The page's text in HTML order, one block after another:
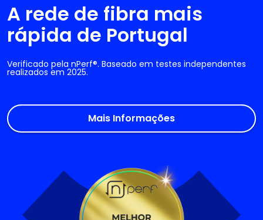
A rede de fibra mais
rápida de Portugal
Verificado pela nPerf®. Baseado em testes independentes
realizados em 2025.
Mais Informações